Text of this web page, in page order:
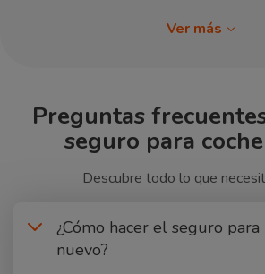
Ver más
Preguntas
seguro para
Descubre todo lo que
¿Cómo hacer el seguro para
nuevo?